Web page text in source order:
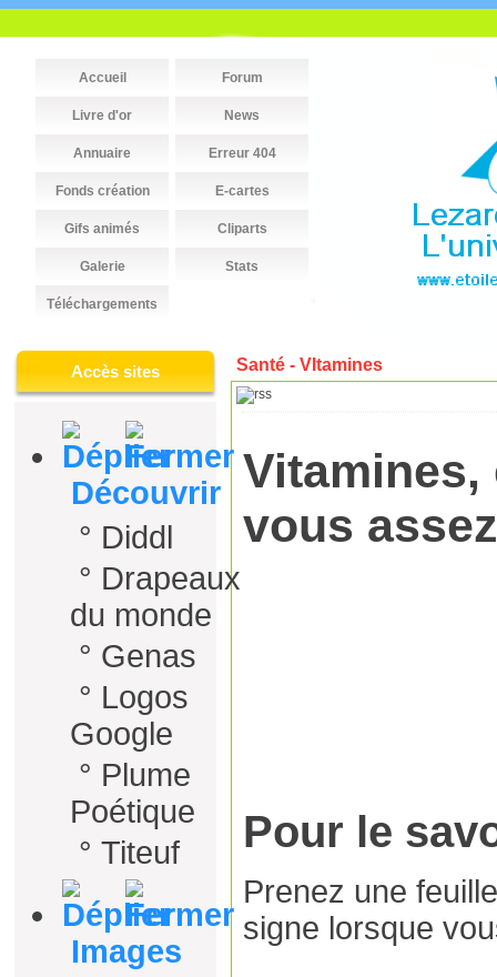
Accueil Forum
Livre d'or News
Annuaire Erreur 404
Fonds création E-cartes
Gifs animés Cliparts
Galerie Stats
Téléchargements
Accès sites
Découvrir
° Diddl
° Drapeaux
du monde
° Genas
° Logos
Google
° Plume
Poétique
° Titeuf
Images
Santé - VItamines
Vitamines,
vous
Pour le
Prenez une
signe lorsque